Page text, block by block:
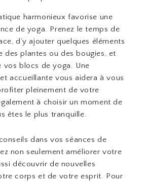
harmonieux favorise une
de yoga. Prenez le temps de
d’y ajouter quelques éléments
des plantes ou des bougies, et
vos blocs de yoga. Une
accueillante vous aidera à vous
pleinement de votre
à choisir un moment de
êtes le plus tranquille.
dans vos séances de
non seulement améliorer votre
découvrir de nouvelles
corps et de votre esprit. Pour